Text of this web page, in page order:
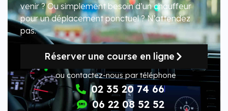
venir ? Ou simplement besoin d’un chauffeur
pour un déplacement ponctuel ? N’attendez
pas.
Réserver une course en ligne
ou contactez-nous par téléphone
02 35 20 74 66
06 22 08 52 52